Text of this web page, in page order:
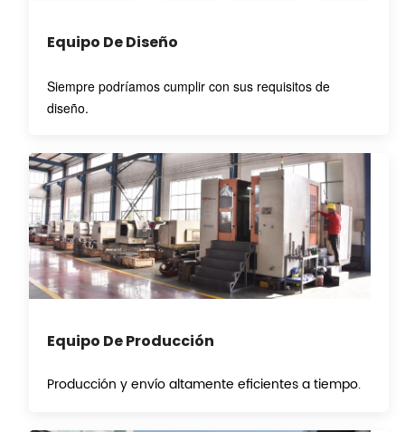
Equipo De Diseño
Siempre podríamos cumplir con sus requisitos de
diseño.
Equipo De Producción
Producción y envío altamente eficientes a tiempo.